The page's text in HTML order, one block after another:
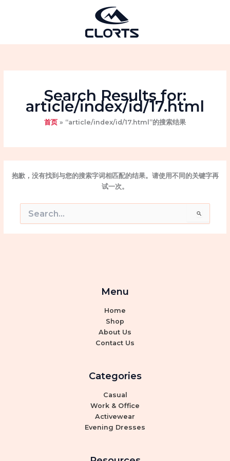
Search Results for:
article/index/id/17.html
首页 “article/index/id/17.html”的搜索结果
抱歉，没有找到与您的搜索字词相匹配的结果。请使用不同的关键字再
试一次。
索：
Menu
Home
Shop
About Us
Contact Us
Categories
Casual
Work & Office
Activewear
Evening Dresses